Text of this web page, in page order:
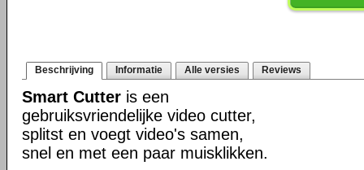
Beschrijving Informatie Alle versies Reviews
Smart Cutter is een
gebruiksvriendelijke video cutter,
splitst en voegt video's samen,
snel en met een paar muisklikken.